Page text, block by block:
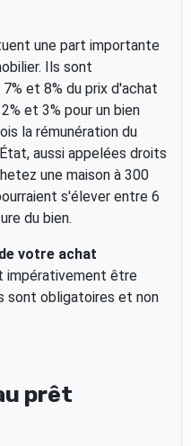
une part importante
Ils sont
et 8% du prix d'achat
et 3% pour un bien
la rémunération du
aussi appelées droits
une maison à 300
s'élever entre 6
du bien.
votre achat
impérativement être
sont obligatoires et non
prêt